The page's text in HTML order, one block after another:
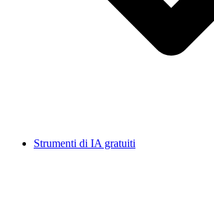
Strumenti di IA gratuiti